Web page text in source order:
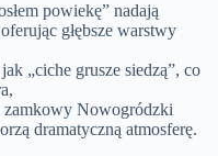
powiekę” nadają
głębsze warstwy
„ciche grusze siedzą”, co
Nowogródzki
dramatyczną atmosferę.